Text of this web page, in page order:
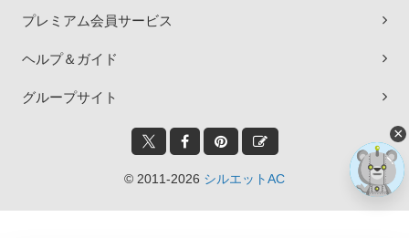
プレミアム会員サービス
ヘルプ＆ガイド
グループサイト
© 2011-2026 シルエットAC
×